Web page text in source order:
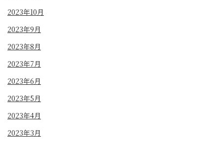
2023年10月
2023年9月
2023年8月
2023年7月
2023年6月
2023年5月
2023年4月
2023年3月